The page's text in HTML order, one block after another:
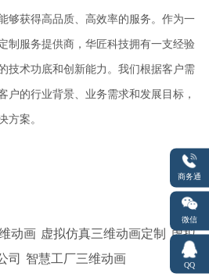
够获得高品质、高效率的服务。作为一
制服务提供商，华匠科技拥有一支经验
技术功底和创新能力。我们根据客户需
户的行业背景、业务需求和发展目标，
方案 。
动画 虚拟仿真三维动画定制 虚拟
司 智慧工厂三维动画
商务通
微信
QQ